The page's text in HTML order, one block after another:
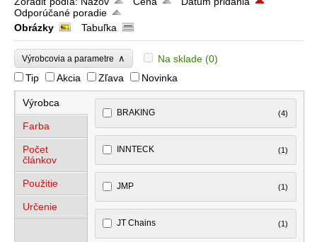
Odporúčané poradie
Obrázky
Tabuľka
Výrobcovia a parametre ∧ Na sklade (0)
Tip
Akcia Zľava Novinka
Výrobca
Farba
Počet
článkov
Použitie
Určenie
BRAKING (4)
INNTECK (1)
JMP (1)
JT Chains (1)